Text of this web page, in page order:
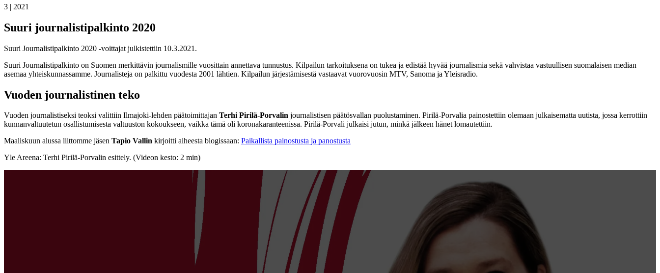
3 | 2021
Suuri journalistipalkinto 2020
Suuri Journalistipalkinto 2020 -voittajat julkistettiin 10.3.2021.
Suuri Journalistipalkinto on Suomen merkittävin journalismille vuosittain annettava tunnustus. Kilpailun tarkoituksena on tukea ja edistää hyvää journalismia sekä vahvistaa vastuullisen suomalaisen median
asemaa yhteiskunnassamme. Journalisteja on palkittu vuodesta 2001 lähtien. Kilpailun järjestämisestä vastaavat vuorovuosin MTV, Sanoma ja Yleisradio.
Vuoden journalistinen teko
Vuoden journalistiseksi teoksi valittiin Ilmajoki-lehden päätoimittajan Terhi Pirilä-Porvalin journalistisen päätösvallan puolustaminen. Pirilä-Porvalia painostettiin olemaan julkaisematta uutista, jossa kerrottiin
kunnanvaltuutetun osallistumisesta valtuuston kokoukseen, vaikka tämä oli koronakaranteenissa. Pirilä-Porvali julkaisi jutun, minkä jälkeen hänet lomautettiin.
Maaliskuun alussa liittomme jäsen Tapio Vallin kirjoitti aiheesta blogissaan: Paikallista painostusta ja panostusta
Yle Areena: Terhi Pirilä-Porvalin esittely. (Videon kesto: 2 min)
Vuoden journalistinen teko: Terhi Pirilä-Porvali, Videosoitin